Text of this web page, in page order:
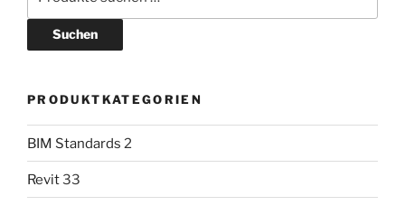
nach:
Suchen
PRODUKTKATEGORIEN
BIM Standards 2
Revit33